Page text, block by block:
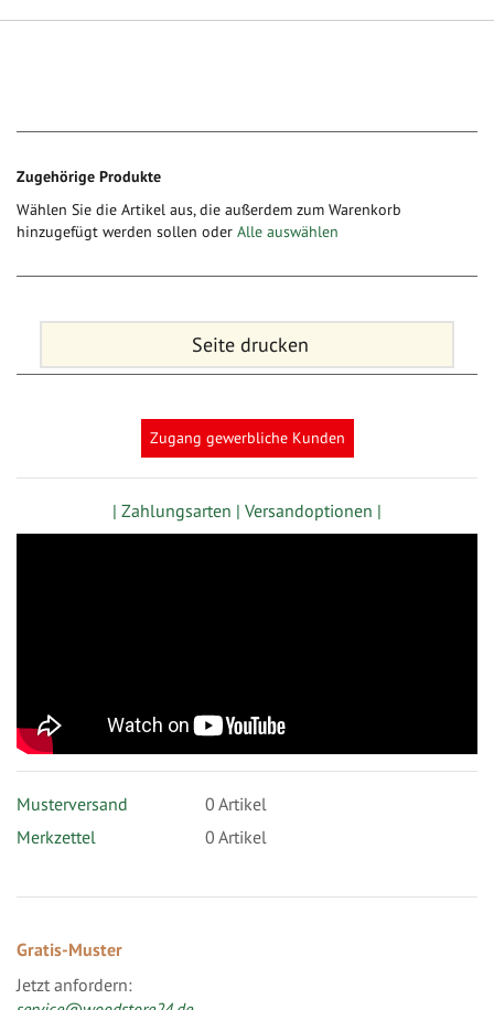
Zugehörige Produkte
Wählen Sie die Artikel aus, die außerdem zum Warenkorb
hinzugefügt werden sollen oder Alle auswählen
Seite drucken
Zugang gewerbliche Kunden
| Zahlungsarten | Versandoptionen |
Musterversand 0 Artikel
Merkzettel
0 Artikel
Gratis-Muster
Jetzt anfordern: